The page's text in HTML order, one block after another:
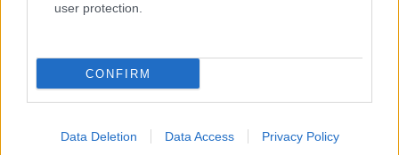
user protection.
CONFIRM
Data Deletion Data Access Privacy Policy
megtapasztald a természet egy másik arcát. Ahogy sötétedik, a
látásunk háttérbe húzódik, és a többi érzékszervünk egyre
éberebbé válik. Felerősödnek a hangok, az illatok, a tapintás